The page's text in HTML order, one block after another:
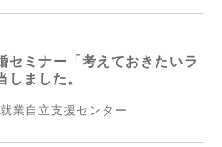
セミナー「考えておきたいラ
ました。
業自立支援センター